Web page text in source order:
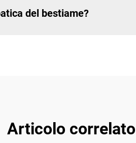
del bestiame?
Articolo correlato